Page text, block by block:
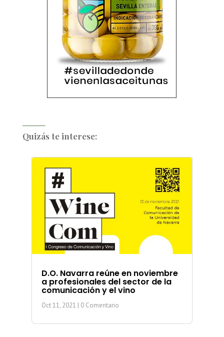
Quizás te interese:
D.O. Navarra reúne en noviembre
a profesionales del sector de la
comunicación y el vino
Oct 11, 2021 | 0 Comentario